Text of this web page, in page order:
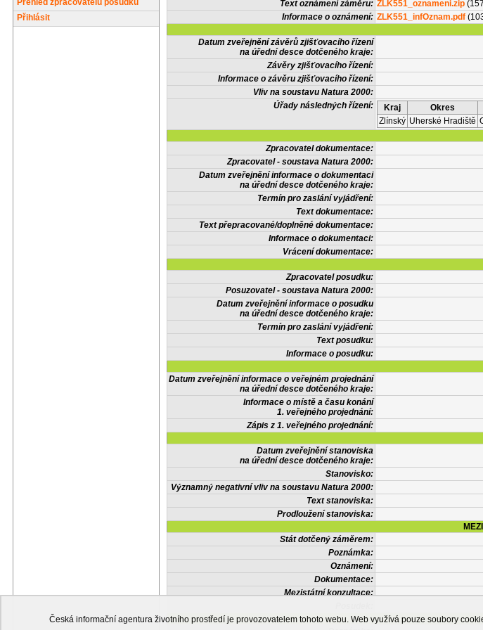
Přehled zpracovatelů posudků
Přihlásit
Text oznámení záměru: ZLK551_oznameni.zip
Informace o oznámení: ZLK551_infOznam.pdf
Datum zveřejnění závěrů zjišťovacího řízení
na úřední desce dotčeného kraje:
Závěry zjišťovacího řízení:
Informace o závěru zjišťovacího řízení:
Vliv na soustavu Natura 2000:
Úřady následných řízení:
Kraj Okres
Zlínský Uherské Hradiště
Zpracovatel dokumentace:
Zpracovatel - soustava Natura 2000:
Datum zveřejnění informace o dokumentaci
na úřední desce dotčeného kraje:
Termín pro zaslání vyjádření:
Text dokumentace:
Text přepracované/doplněné dokumentace:
Informace o dokumentaci:
Vrácení dokumentace:
Zpracovatel posudku:
Posuzovatel - soustava Natura 2000:
Datum zveřejnění informace o posudku
na úřední desce dotčeného kraje:
Termín pro zaslání vyjádření:
Text posudku:
Informace o posudku:
Datum zveřejnění informace o veřejném projednání
na úřední desce dotčeného kraje:
Informace o místě a času konání
1. veřejného projednání:
Zápis z 1. veřejného projednání:
Datum zveřejnění stanoviska
na úřední desce dotčeného kraje:
Stanovisko:
Významný negativní vliv na soustavu Natura 2000:
Text stanoviska:
Prodloužení stanoviska:
Stát dotčený záměrem:
Poznámka:
Oznámení:
Dokumentace:
Mezistátní konzultace:
Česká informační agentura životního prostředí je provozovatelem tohoto webu. Web využívá pouze soubory